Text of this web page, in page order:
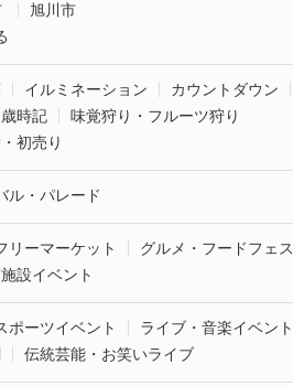
旭川市
イルミネーション カウントダウン
時記
味覚狩り・フルーツ狩り
初売り
ル・パレード
リーマーケット
グルメ・フードフェス
設イベント
ポーツイベント
ライブ・音楽イベント
伝統芸能・お笑いライブ